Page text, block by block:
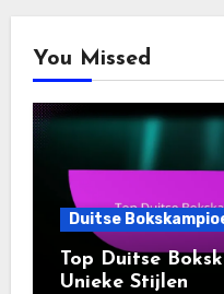
You Missed
Duitse
Top Duitse
Unieke Stijlen